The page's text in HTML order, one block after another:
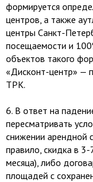
формируется
центров, а также
центры Санкт-
посещаемости и
объектов такого
«Дисконт-центр» —
ТРК.
6.​ В ответ на
пересматривать
снижении арендной
правило, скидка в
месяца), либо
площадей с